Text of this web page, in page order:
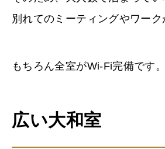
別れてのミーティングやワーク
もちろん全室がWi-Fi完備です。
広い大和室